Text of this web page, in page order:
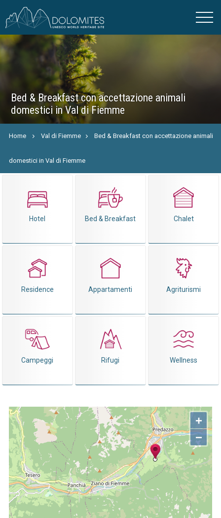
Bed & Breakfast con accettazione animali
domestici in Val di Fiemme
Home Val di Fiemme Bed & Breakfast con accettazione animali
domestici in Val di Fiemme
Hotel Bed & Breakfast Chalet
Residence Appartamenti Agriturismi
Campeggi Rifugi Wellness
+
−